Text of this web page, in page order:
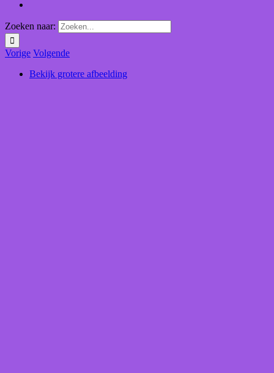
Zoeken naar:
Vorige Volgende
Bekijk grotere afbeelding